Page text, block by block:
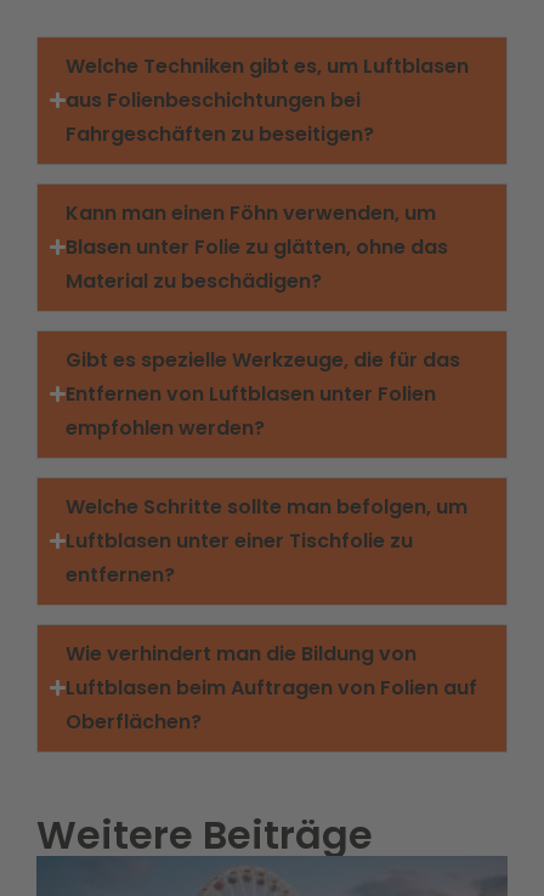
Welche Techniken gibt es, um Luftblasen
aus Folienbeschichtungen bei
Fahrgeschäften zu beseitigen?
Kann man einen Föhn verwenden, um
Blasen unter Folie zu glätten, ohne das
Material zu beschädigen?
Gibt es spezielle Werkzeuge, die für das
Entfernen von Luftblasen unter Folien
empfohlen werden?
Welche Schritte sollte man befolgen, um
Luftblasen unter einer Tischfolie zu
entfernen?
Wie verhindert man die Bildung von
Luftblasen beim Auftragen von Folien auf
Oberflächen?
Weitere Beiträge